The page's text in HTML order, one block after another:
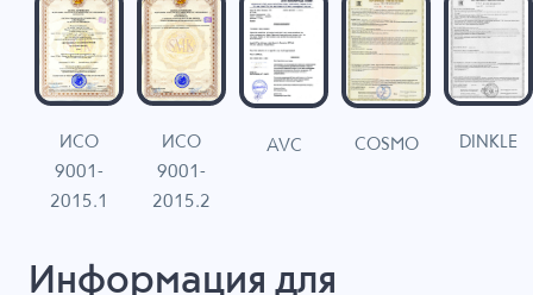
ИСО
9001-
2015.1
ИСО
9001-
2015.2
AVC COSMO DINKLE
Информация для